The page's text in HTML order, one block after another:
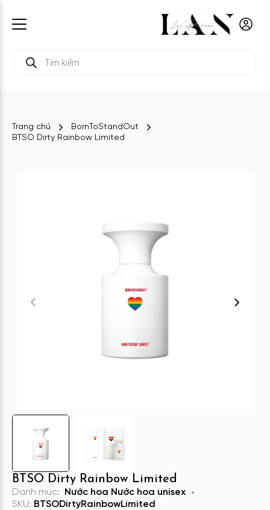
kiếm
Trang chủ
BornToStandOut
BTSO Dirty Rainbow Limited
BTSO Dirty Rainbow Limited
Danh mục: Nước hoa Nước hoa unisex
SKU: BTSODirtyRainbowLimited